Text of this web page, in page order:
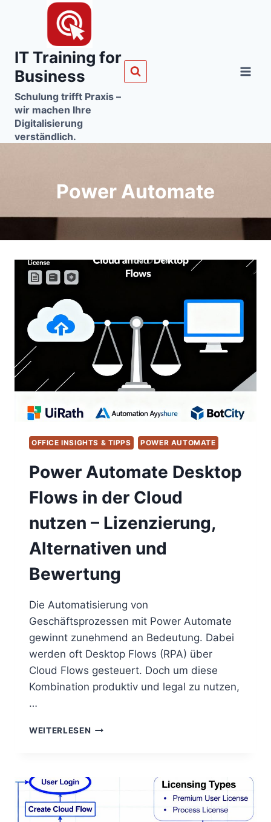
IT Training for
Business
Schulung trifft Praxis –
wir machen Ihre
Digitalisierung
verständlich.
Power Automate
OFFICE INSIGHTS & TIPPS POWER AUTOMATE
Power Automate Desktop
Flows in der Cloud
nutzen – Lizenzierung,
Alternativen und
Bewertung
Die Automatisierung von
Geschäftsprozessen mit Power Automate
gewinnt zunehmend an Bedeutung. Dabei
werden oft Desktop Flows (RPA) über
Cloud Flows gesteuert. Doch um diese
Kombination produktiv und legal zu nutzen,
…
WEITERLESEN POWER
IN
CLOUD
NUTZEN